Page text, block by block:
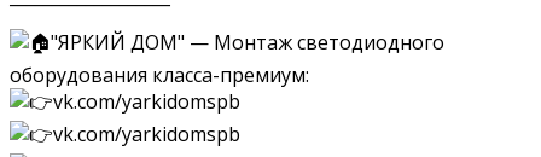
"ЯРКИЙ ДОМ" — Монтаж светодиодного
оборудования класса-премиум:
vk.com/yarkidomspb
vk.com/yarkidomspb